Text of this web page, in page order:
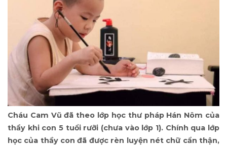
Cháu Cam Vũ đã theo lớp học thư pháp Hán Nôm của
thầy khi con 5 tuổi rưỡi (chưa vào lớp 1). Chính qua lớp
học của thầy con đã được rèn luyện nét chữ cẩn thận,